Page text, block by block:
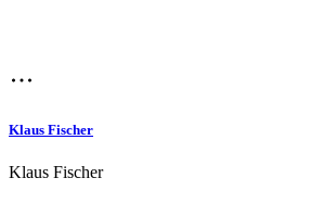
Klaus Fischer
Klaus Fischer